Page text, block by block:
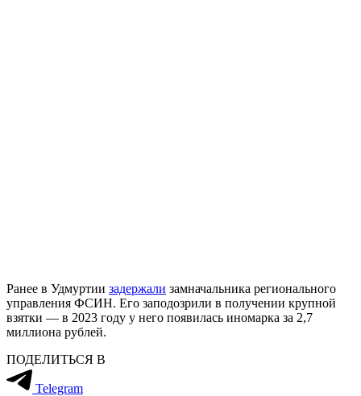
Ранее в Удмуртии задержали замначальника регионального
управления ФСИН. Его заподозрили в получении крупной
взятки — в 2023 году у него появилась иномарка за 2,7
миллиона рублей.
ПОДЕЛИТЬСЯ В
Telegram